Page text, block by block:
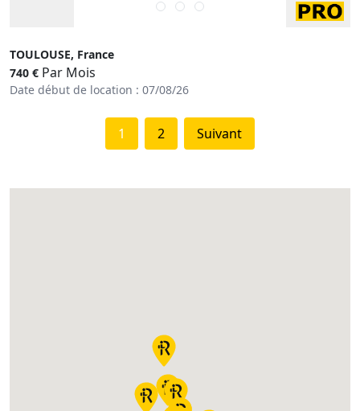
TOULOUSE, France
740 € Par Mois
Date début de location : 07/08/26
1 2 Suivant